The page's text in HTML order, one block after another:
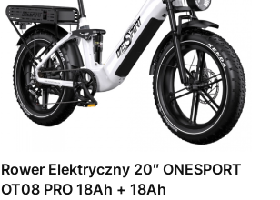
Rower Elektryczny 20″ ONESPORT
OT08 PRO 18Ah + 18Ah